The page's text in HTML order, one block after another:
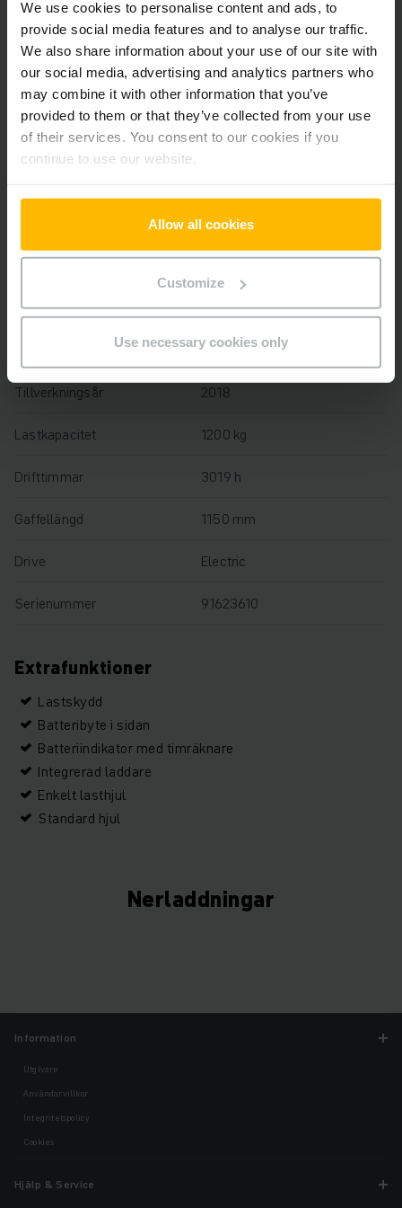
We use cookies to personalise content and ads, to
provide social media features and to analyse our traffic.
We also share information about your use of our site with
our social media, advertising and analytics partners who
may combine it with other information that you’ve
provided to them or that they’ve collected from your use
of their services. You consent to our cookies if you
continue to use our website.
Allow all cookies
Customize
Use necessary cookies only
Alla priser exkl. moms, om inte annat anges.
Produktinformation
Följande avsnitt ger en omfattande sammanfattning av
fordonets tekniska specifikationer och utrustning.
Teknisk Information
Batteri Litiumjon, 24 V / 40 Ah
Laddare Ja, 24 V / 35 A
Batteriets tillverkningsår 2024
Tillverkningsår 2018
Lastkapacitet 1200 kg
Drifttimmar 3019 h
Gaffellängd 1150 mm
Drive Electric
Serienummer 91623610
Extrafunktioner
Lastskydd
Batteribyte i sidan
Batteriindikator med timräknare
Integrerad laddare
Enkelt lasthjul
Standard hjul
Nerladdningar
Information
Utgivare
Användarvillkor
Integritetspolicy
Cookies
Hjälp & Service